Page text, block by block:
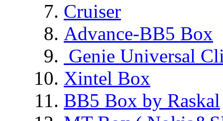
Cruiser
Advance-BB5 Box
Genie Universal
Xintel Box
BB5 Box by Raskal